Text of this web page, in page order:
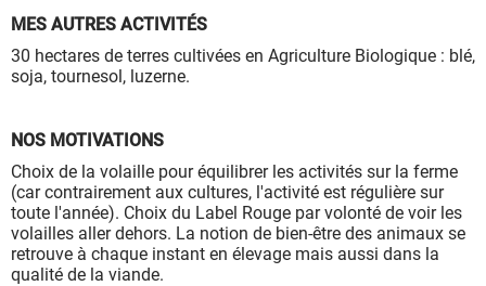
MES AUTRES ACTIVITÉS
30 hectares de terres cultivées en Agriculture Biologique : blé,
soja, tournesol, luzerne.
NOS MOTIVATIONS
Choix de la volaille pour équilibrer les activités sur la ferme
(car contrairement aux cultures, l'activité est régulière sur
toute l'année). Choix du Label Rouge par volonté de voir les
volailles aller dehors. La notion de bien-être des animaux se
retrouve à chaque instant en élevage mais aussi dans la
qualité de la viande.
à leur bon fonctionnement.
Charte de confidentialité